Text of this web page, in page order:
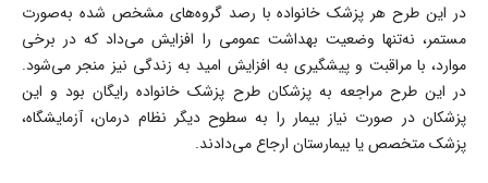
در این طرح هر پزشک خانواده با رصد گروه‌های مشخص شده به‌صورت
مستمر، نه‌تنها وضعیت بهداشت عمومی را افزایش می‌داد که در برخی
موارد، با مراقبت و پیشگیری به افزایش امید به زندگی نیز منجر می‌شود.
در این طرح مراجعه به پزشکان طرح پزشک خانواده رایگان بود و این
پزشکان در صورت نیاز بیمار را به سطوح دیگر نظام درمان، آزمایشگاه،
پزشک متخصص یا بیمارستان ارجاع می‌دادند.